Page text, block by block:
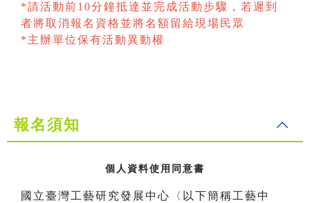
*請活動前10分鐘抵達並完成活動步驟，若遲到
者將取消報名資格並將名額留給現場民眾
*主辦單位保有活動異動權
報名須知
個人資料使用同意書
國立臺灣工藝研究發展中心〈以下簡稱工藝中